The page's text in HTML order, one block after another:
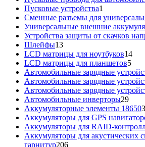
Пусковые устройства1
товар
Сменные разъемы для
Универсальные внешние
Устройства защиты от скачков
Шлейфы1313
товаров
LCD матрицы для ноутбуков1414
LCD матрицы для планшетов55
Автомобильные зарядные
Автомобильные зарядные
Автомобильные зарядные
Автомобильные инверторы2929
Аккумуляторные элементы 18650
Аккумуляторы для GPS
Аккумуляторы для RAID-
Аккумуляторы для акустических
гарнитур206206